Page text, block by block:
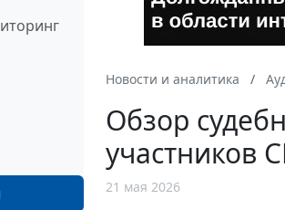
Новости и аналитика
Обзор
участников
21 мая 2026